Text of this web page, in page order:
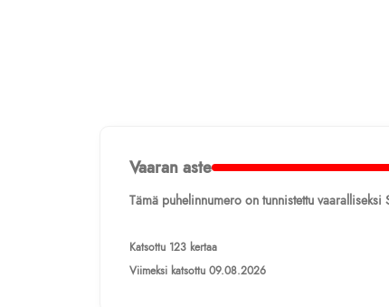
Vaaran aste
Tämä puhelinnumero on tunnistettu
Katsottu 123 kertaa
Viimeksi katsottu 09.08.2026